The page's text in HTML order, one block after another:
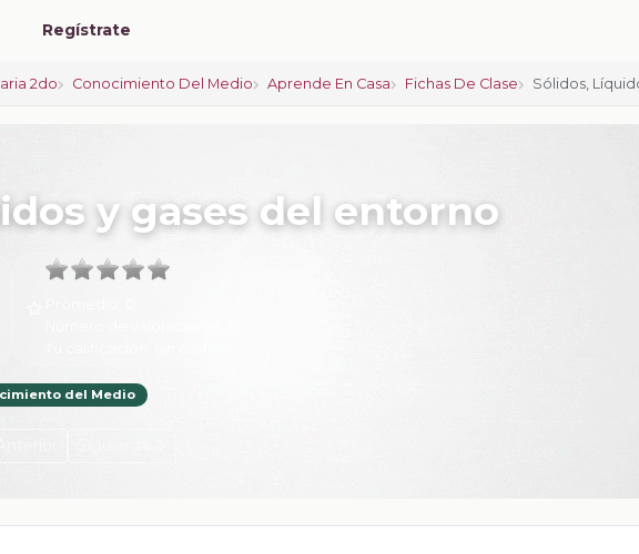
Regístrate
2do Conocimiento Del Medio Aprende En Casa Fichas De Clase Sólidos,
y gases del entorno
del Medio